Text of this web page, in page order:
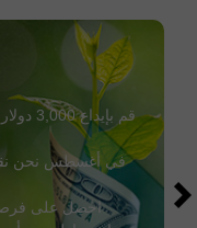
قم بإيداع 3,000 دولار في حسابك واحصل على
في أغسطس نحن